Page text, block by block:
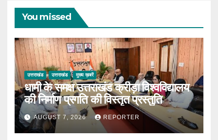
You missed
उत्तराखंड उत्तराखंड मुख्य ख़बरें
धामी के समक्ष उत्तराखंड क्रीड़ा विश्वविद्यालय
की निर्माण प्रगति की विस्तृत प्रस्तुति
AUGUST 7, 2026 REPORTER